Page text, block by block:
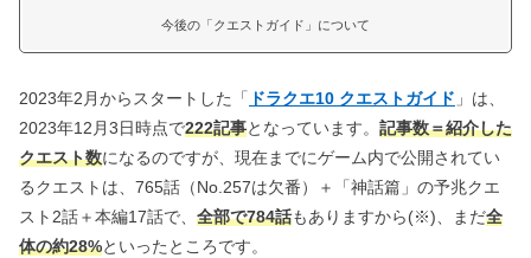
今後の「クエストガイド」について
2023年2月からスタートした「 ドラクエ10 クエストガイド 」は、
2023年12月3日時点で222記事となっています。 記事数＝紹介した
クエスト数になるのですが、現在までにゲーム内で公開されてい
るクエストは、765話（No.257は欠番）＋「神話篇」の予兆クエ
スト2話＋本編17話で、 全部で784話もありますから(※)、まだ全
体の約28%といったところです。